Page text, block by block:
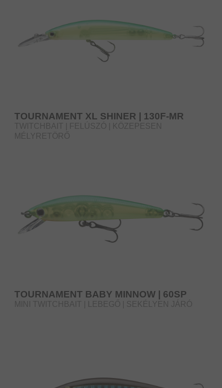
TOURNAMENT XL SHINER | 130F-MR
TWITCHBAIT | FELÚSZÓ | KÖZEPESEN
MÉLYRETÖRŐ
TOURNAMENT BABY MINNOW | 60SP
MINI TWITCHBAIT | LEBEGŐ | SEKÉLYEN JÁRÓ